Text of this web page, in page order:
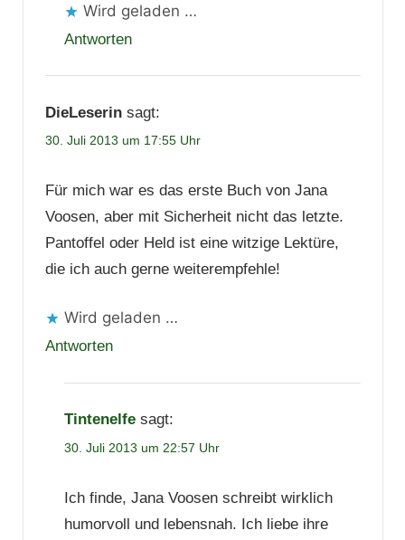
Wird geladen …
Antworten
DieLeserin sagt:
30. Juli 2013 um 17:55 Uhr
Für mich war es das erste Buch von Jana
Voosen, aber mit Sicherheit nicht das letzte.
Pantoffel oder Held ist eine witzige Lektüre,
die ich auch gerne weiterempfehle!
Wird geladen …
Antworten
Tintenelfe sagt:
30. Juli 2013 um 22:57 Uhr
Ich finde, Jana Voosen schreibt wirklich
humorvoll und lebensnah. Ich liebe ihre